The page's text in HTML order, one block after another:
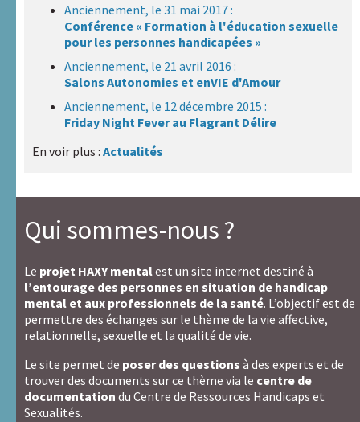
Anciennement, le 31 mai 2017 :
Conférence « Formation à l'éducation sexuelle
pour les personnes handicapées »
Anciennement, le 21 avril 2016 :
Salons Autonomies et enVIE d'Amour
Anciennement, le 12 décembre 2015 :
Friday Night Fever au Flagrant Délire
En voir plus : Actualités
Qui sommes-nous ?
Le projet HAXY mentalest un site internet destiné à
l’entourage des personnes en situation de handicap
mental et aux professionnels de la santé. L’objectif est de
permettre des échanges sur le thème de la vie affective,
relationnelle, sexuelle et la qualité de vie.
Le site permet de poser des questions à des experts et de
trouver des documents sur ce thème via le centre de
documentation du Centre de Ressources Handicaps et
Sexualités.